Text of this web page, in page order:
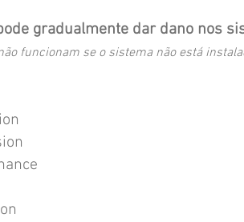
gradualmente dar dano nos
funcionam se o sistema não está